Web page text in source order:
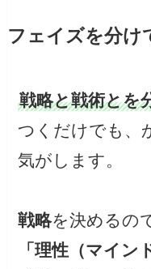
フェイズを分け
戦略と戦術とを
つくだけでも、
気がします。
戦略を決めるの
「理性（マイン